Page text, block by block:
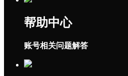
帮助中心
账号相关问题解答